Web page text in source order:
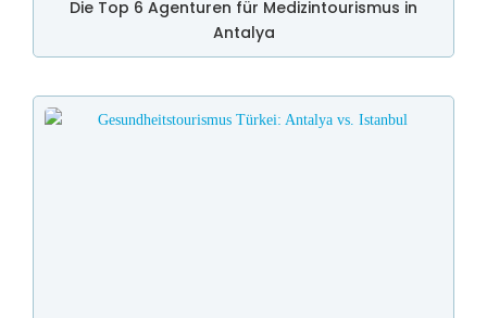
Die Top 6 Agenturen für Medizintourismus in
Antalya